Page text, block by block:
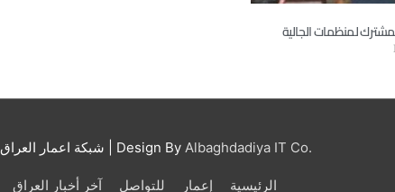
لمنظمات الجالية
شبكة اعمار العراق | Design By Albaghdadiya IT Co.
آخر أخبار العراق للتواصل إعمار الرئيسية